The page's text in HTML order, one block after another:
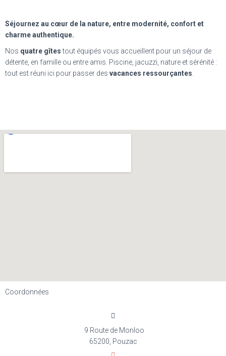
Séjournez au cœur de la nature, entre modernité, confort et
charme authentique.
Nos quatre gîtestout équipés vous accueillent pour un séjour de
détente, en famille ou entre amis. Piscine, jacuzzi, nature et sérénité :
tout est réuni ici pour passer des vacances ressourçantes.
Coordonnées
9 Route de Monloo
65200, Pouzac